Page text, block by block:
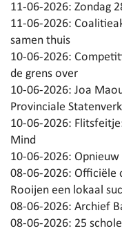
11-06-2026: Zondag
11-06-2026:
samen thuis
10-06-2026:
de grens over
10-06-2026: Joa
Provinciale
10-06-2026:
Mind
10-06-2026:
08-06-2026: Officiële
Rooijen een lokaal
08-06-2026: Archief
08-06-2026: 25